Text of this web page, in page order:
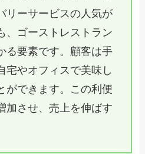
リーサービスの人気が
、ゴーストレストラン
る要素です。顧客は手
宅やオフィスで美味し
ができます。この利便
加させ、売上を伸ばす